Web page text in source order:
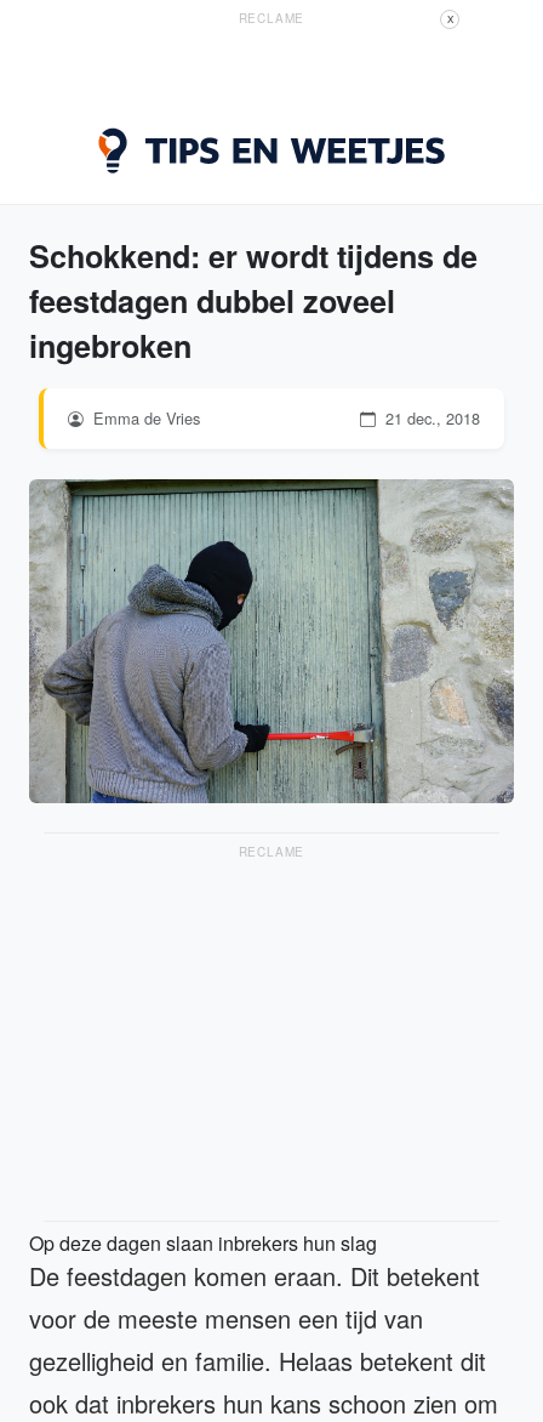
RECLAME X
Schokkend: er wordt tijdens de
feestdagen dubbel zoveel
ingebroken
Emma de Vries 21 dec., 2018
RECLAME
Op deze dagen slaan inbrekers hun slag
De feestdagen komen eraan. Dit betekent
voor de meeste mensen een tijd van
gezelligheid en familie. Helaas betekent dit
ook dat inbrekers hun kans schoon zien om